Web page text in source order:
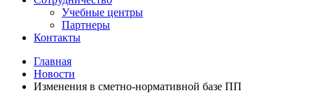
Учебные центры
Партнеры
Контакты
Главная
Новости
Изменения в сметно-нормативной базе ПП